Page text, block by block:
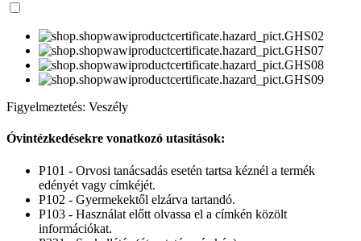
Figyelmeztetés: Veszély
Óvintézkedésekre vonatkozó utasítások:
P101 - Orvosi tanácsadás esetén tartsa kéznél a termék
edényét vagy címkéjét.
P102 - Gyermekektől elzárva tartandó.
P103 - Használat előtt olvassa el a címkén közölt
információkat.